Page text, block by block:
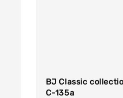
BJ Classic
C-135a